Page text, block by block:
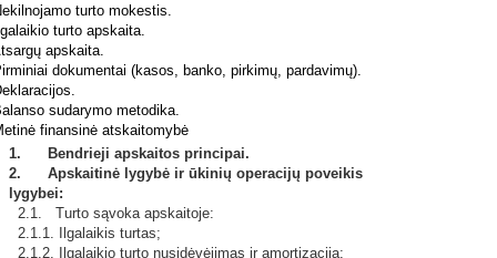
turto mokestis.
turto apskaita.
apskaita.
dokumentai (kasos, banko, pirkimų, pardavimų).
sudarymo metodika.
finansinė atskaitomybė
1. Bendrieji apskaitos principai.
2. Apskaitinė lygybė ir ūkinių operacijų poveikis
lygybei:
2.1. Turto sąvoka apskaitoje:
2.1.1. Ilgalaikis turtas;
2.1.2. Ilgalaikio turto nusidėvėjimas ir amortizacija;